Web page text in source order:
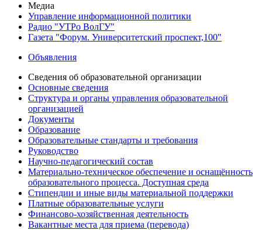
Медиа
Управление информационной политики
Радио "УТРо ВолГУ"
Газета "Форум. Университетский проспект,100"
Объявления
Сведения об образовательной организации
Основные сведения
Структура и органы управления образовательной
организацией
Документы
Образование
Образовательные стандарты и требования
Руководство
Научно-педагогический состав
Материально-техническое обеспечение и оснащённость
образовательного процесса. Доступная среда
Стипендии и иные виды материальной поддержки
Платные образовательные услуги
Финансово-хозяйственная деятельность
Вакантные места для приема (перевода)